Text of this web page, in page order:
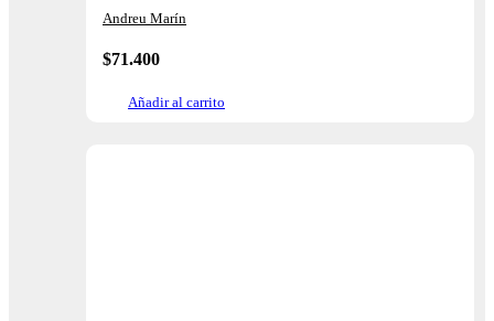
Andreu Marín
$71.400
Añadir al carrito